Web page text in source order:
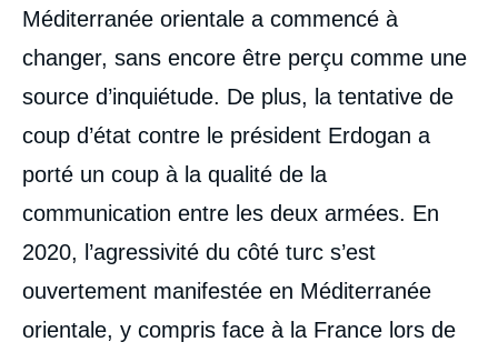
Méditerranée orientale a commencé à
changer, sans encore être perçu comme une
source d’inquiétude. De plus, la tentative de
coup d’état contre le président Erdogan a
porté un coup à la qualité de la
communication entre les deux armées. En
2020, l’agressivité du côté turc s’est
ouvertement manifestée en Méditerranée
orientale, y compris face à la France lors de